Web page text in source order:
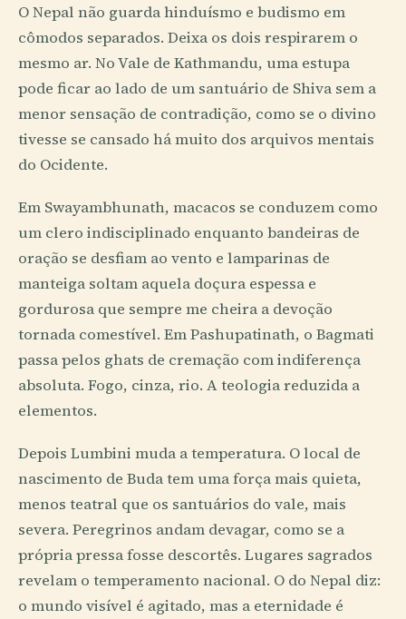
O Nepal não guarda hinduísmo e budismo em
cômodos separados. Deixa os dois respirarem o
mesmo ar. No Vale de Kathmandu, uma estupa
pode ficar ao lado de um santuário de Shiva sem a
menor sensação de contradição, como se o divino
tivesse se cansado há muito dos arquivos mentais
do Ocidente.
Em Swayambhunath, macacos se conduzem como
um clero indisciplinado enquanto bandeiras de
oração se desfiam ao vento e lamparinas de
manteiga soltam aquela doçura espessa e
gordurosa que sempre me cheira a devoção
tornada comestível. Em Pashupatinath, o Bagmati
passa pelos ghats de cremação com indiferença
absoluta. Fogo, cinza, rio. A teologia reduzida a
elementos.
Depois Lumbini muda a temperatura. O local de
nascimento de Buda tem uma força mais quieta,
menos teatral que os santuários do vale, mais
severa. Peregrinos andam devagar, como se a
própria pressa fosse descortês. Lugares sagrados
revelam o temperamento nacional. O do Nepal diz:
o mundo visível é agitado, mas a eternidade é